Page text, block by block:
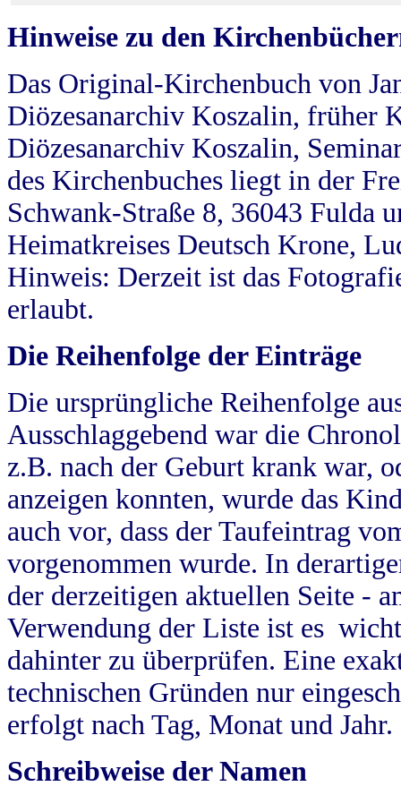
Hinweise zu den
Das Original-Kirchenbuch von
Diözesanarchiv Koszalin, früher
Diözesanarchiv Koszalin,
des Kirchenbuches liegt in der
Schwank-Straße 8, 36043 Fulda
Heimatkreises Deutsch Krone,
Hinweis: Derzeit ist das
erlaubt.
Die Reihenfolge der Einträge
Die ursprüngliche Reihenfolge
Ausschlaggebend war die
z.B. nach der Geburt krank war,
anzeigen konnten, wurde das
auch vor, dass der Taufeintrag
vorgenommen wurde. In
der derzeitigen aktuellen Seite -
Verwendung der Liste ist es
dahinter zu überprüfen. Eine
technischen Gründen nur
erfolgt nach Tag, Monat und Jahr.
Schreibweise der Namen